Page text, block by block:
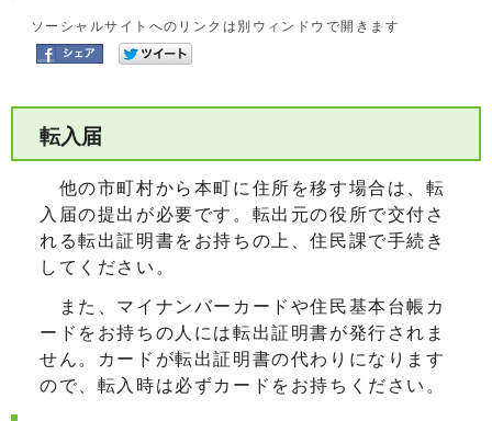
ソーシャルサイトへのリンクは別ウィンドウで開きます
転入届
他の市町村から本町に住所を移す場合は、転
入届の提出が必要です。転出元の役所で交付さ
れる転出証明書をお持ちの上、住民課で手続き
してください。
また、マイナンバーカードや住民基本台帳カ
ードをお持ちの人には転出証明書が発行されま
せん。カードが転出証明書の代わりになります
ので、転入時は必ずカードをお持ちください。